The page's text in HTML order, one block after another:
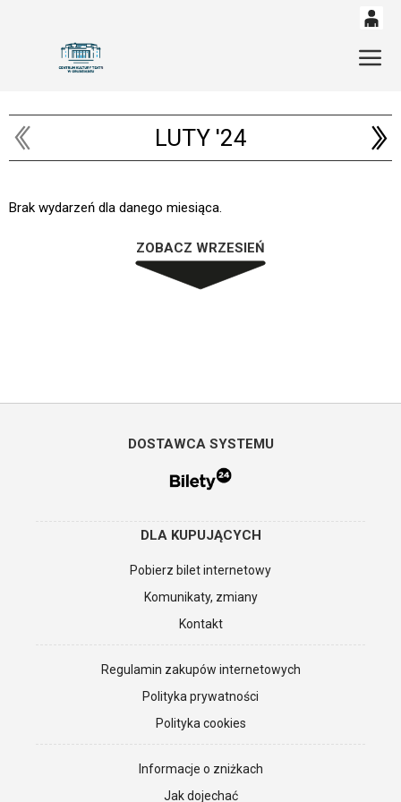
14 52
LUTY '24
Brak wydarzeń dla danego miesiąca.
ZOBACZ WRZESIEŃ
DOSTAWCA SYSTEMU
DLA KUPUJĄCYCH
Pobierz bilet internetowy
Komunikaty, zmiany
Kontakt
Regulamin zakupów internetowych
Polityka prywatności
Polityka cookies
Informacje o zniżkach
Jak dojechać